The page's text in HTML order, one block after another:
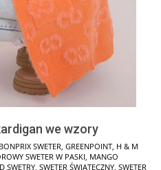
we wzory
BONPRIX SWETER, GREENPOINT, H & M
SWETER W PASKI, MANGO
SWETRY, SWETER ŚWIĄTECZNY, SWETER